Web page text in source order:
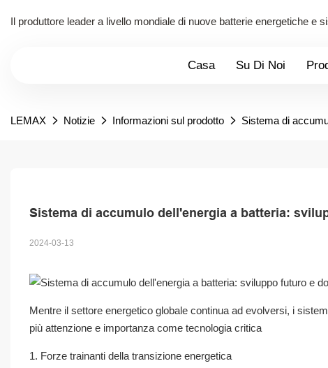
Il produttore leader a livello mondiale di nuove batterie energetiche e
Casa Su Di Noi
LEMAX Notizie Informazioni sul prodotto Sistema di
Sistema di accumulo dell'energia a batteria:
2024-03-13
Mentre il settore energetico globale continua ad evolversi, i
più attenzione e importanza come tecnologia critica
1. Forze trainanti della transizione energetica